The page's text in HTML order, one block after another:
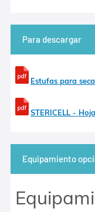
Para descargar
Estufas para
STERICELL -
Equipamiento